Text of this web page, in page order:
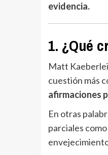
evidencia.
1. ¿Qué
Matt
cuestión más
afirmaciones
En otras
parciales